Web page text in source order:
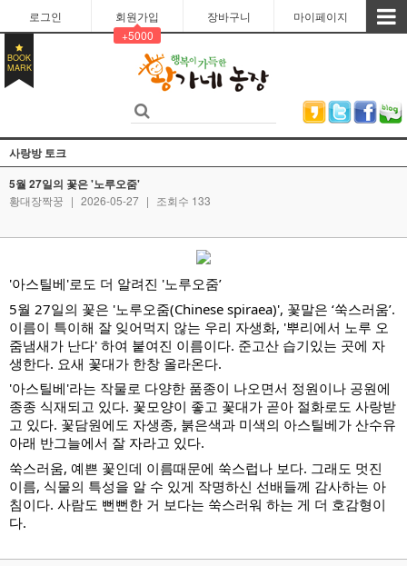
로그인
회원가입
+5000
장바구니 마이페이지
BOOK
MARK
사랑방 토크
5월 27일의 꽃은 '노루오줌'
황대장짝꿍 | 2026-05-27 | 조회수 133
'아스틸베'로도 더 알려진 '노루오줌’
5월 27일의 꽃은 '노루오줌(Chinese spiraea)', 꽃말은 ‘쑥스러움’.
이름이 특이해 잘 잊어먹지 않는 우리 자생화, '뿌리에서 노루 오
줌냄새가 난다' 하여 붙여진 이름이다. 준고산 습기있는 곳에 자
생한다. 요새 꽃대가 한창 올라온다.
'아스틸베'라는 작물로 다양한 품종이 나오면서 정원이나 공원에
종종 식재되고 있다. 꽃모양이 좋고 꽃대가 곧아 절화로도 사랑받
고 있다. 꽃담원에도 자생종, 붉은색과 미색의 아스틸베가 산수유
아래 반그늘에서 잘 자라고 있다.
쑥스러움, 예쁜 꽃인데 이름때문에 쑥스럽나 보다. 그래도 멋진
이름, 식물의 특성을 알 수 있게 작명하신 선배들께 감사하는 아
침이다. 사람도 뻔뻔한 거 보다는 쑥스러워 하는 게 더 호감형이
다.